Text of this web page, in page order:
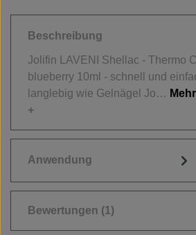
Beschreibung
Jolifin LAVENI Shellac - Thermo
blueberry 10ml - schnell und
langlebig wie Gelnägel Jo… Mehr
Anwendung
Bewertungen (1)